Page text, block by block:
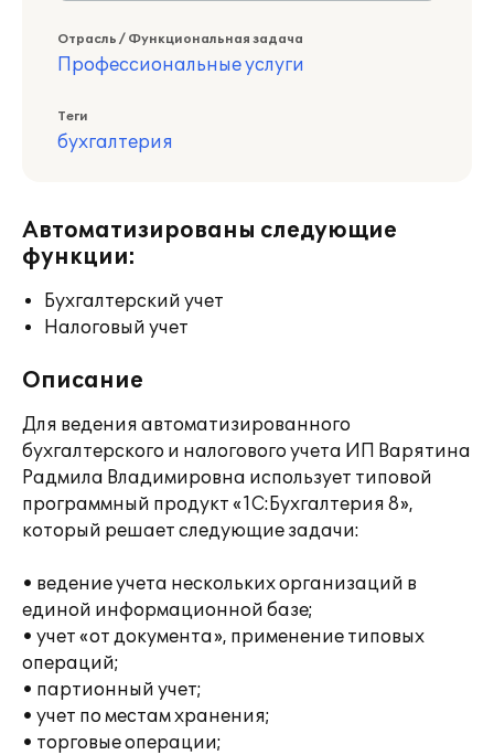
Отрасль / Функциональная задача
Профессиональные услуги
Теги
бухгалтерия
Автоматизированы следующие
функции:
Бухгалтерский учет
Налоговый учет
Описание
Для ведения автоматизированного
бухгалтерского и налогового учета ИП Варятина
Радмила Владимировна использует типовой
программный продукт «1С:Бухгалтерия 8»,
который решает следующие задачи:
• ведение учета нескольких организаций в
единой информационной базе;
• учет «от документа», применение типовых
операций;
• партионный учет;
• учет по местам хранения;
• торговые операции;